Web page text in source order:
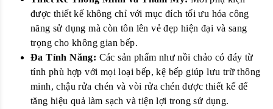
được thiết kế không chỉ với mục đích tối ưu hóa công
năng sử dụng mà còn tôn lên vẻ đẹp hiện đại và sang
trọng cho không gian bếp.
Đa Tính Năng: Các sản phẩm như nồi chảo có đáy từ
tính phù hợp với mọi loại bếp, kệ bếp giúp lưu trữ thông
minh, chậu rửa chén và vòi rửa chén được thiết kế để
tăng hiệu quả làm sạch và tiện lợi trong sử dụng.